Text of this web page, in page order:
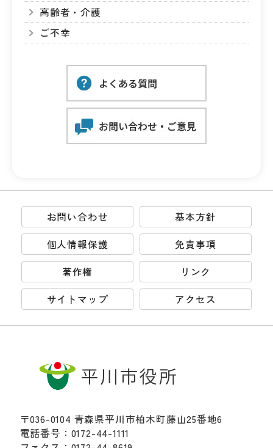
高齢者・介護
ご不幸
お問い合わせ
基本方針
個人情報保護
免責事項
著作権
リンク
サイトマップ
アクセス
〒036-0104 青森県平川市柏木町藤山25番地6
電話番号：0172-44-1111